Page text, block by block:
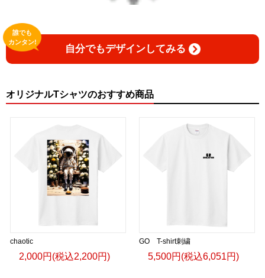
自分でもデザインしてみる
誰でも
カンタン!
オリジナルTシャツのおすすめ商品
chaotic
2,000円(税込2,200円)
GO T-shirt刺繍
5,500円(税込6,051円)